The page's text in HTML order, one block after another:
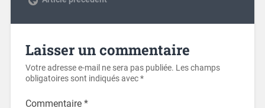
Laisser un commentaire
Votre adresse e-mail ne sera pas publiée. Les champs
obligatoires sont indiqués avec*
Commentaire *